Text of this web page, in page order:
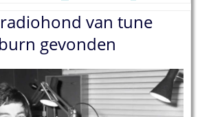
van tune
gevonden